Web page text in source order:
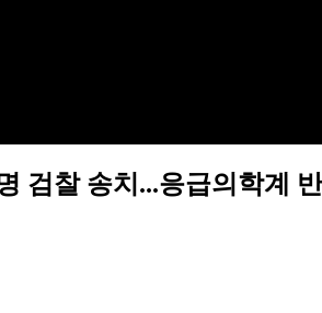
검찰 송치...응급의학계